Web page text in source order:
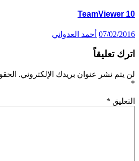
TeamViewer 10
07/02/2016 أحمد العدواني
اترك تعليقاً
لن يتم نشر عنوان بريدك الإلكتروني.
*
التعليق *